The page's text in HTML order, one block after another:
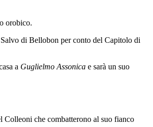
orobico.
di Bellobon per conto del Capitolo di
a Guglielmo Assonica e sarà un suo
Colleoni che combatterono al suo fianco